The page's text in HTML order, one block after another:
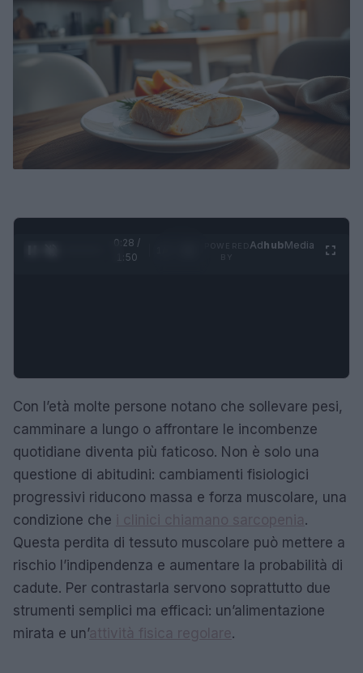
0:29 /
1:50
AdhubMedia
Con l’età molte persone notano che sollevare pesi,
camminare a lungo o affrontare le incombenze
quotidiane diventa più faticoso. Non è solo una
questione di abitudini: cambiamenti fisiologici
progressivi riducono massa e forza muscolare, una
condizione che
.
Questa perdita di tessuto muscolare può mettere a
rischio l’indipendenza e aumentare la probabilità di
cadute. Per contrastarla servono soprattutto due
strumenti semplici ma efficaci: un’alimentazione
mirata e un’attività fisica regolare .